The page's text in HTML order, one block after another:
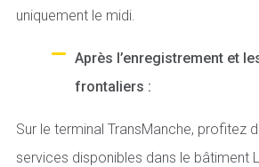
uniquement le midi.
Après l’enregistrement et
frontaliers :
Sur le terminal TransManche, profitez
services disponibles dans le bâtiment